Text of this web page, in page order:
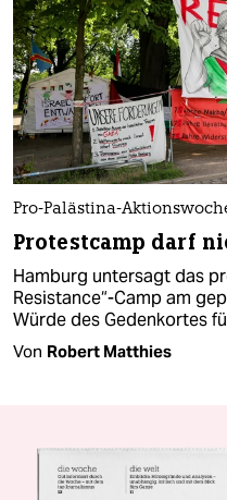
Pro-Palästina-
Protestcamp darf
Hamburg untersagt das
Resistance“-Camp am
Würde des Gedenkortes
Von Robert Matthies